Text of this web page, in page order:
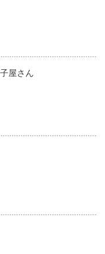
屋さん